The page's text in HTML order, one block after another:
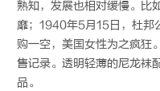
熟知，发展也相对缓慢。比
靡；1940年5月15日，杜邦
购一空，美国女性为之疯狂
售记录。透明轻薄的尼龙袜
品。